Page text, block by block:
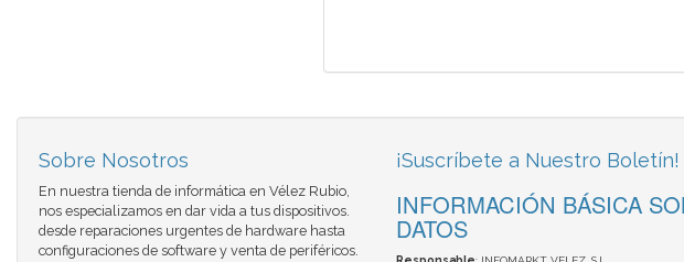
Sobre Nosotros
En nuestra tienda de informática en Vélez Rubio,
nos especializamos en dar vida a tus dispositivos.
desde reparaciones urgentes de hardware hasta
configuraciones de software y venta de periféricos.
¡Suscríbete a Nuestro Boletín!
INFORMACIÓN BÁSICA
DATOS